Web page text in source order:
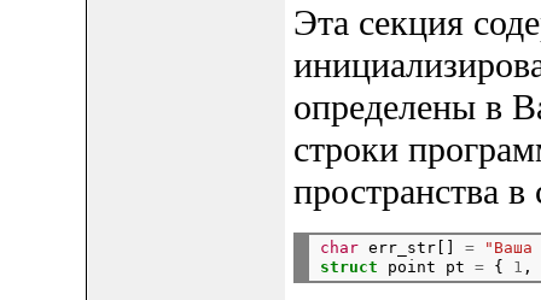
Эта секция
определены в
строки
пространства в
char err_str[] =
"Ваша
struct point pt = { 1 ,